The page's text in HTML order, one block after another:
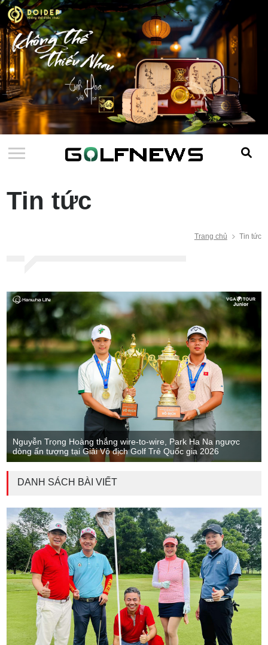
Tin tức
Trang chủ Tin tức
Nguyễn Trọng Hoàng thắng wire-to-wire, Park Ha Na ngược
dòng ấn tượng tại Giải Vô địch Golf Trẻ Quốc gia 2026
DANH SÁCH BÀI VIẾT